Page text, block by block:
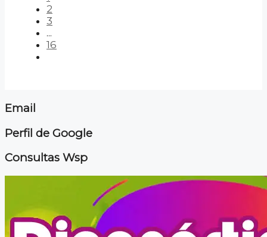
2
3
...
16
Email
Perfil de Google
Consultas Wsp